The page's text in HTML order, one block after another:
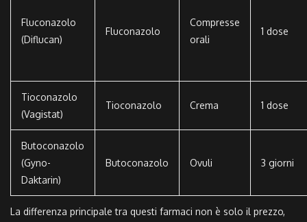
Fluconazolo
(Diflucan)
Fluconazolo
Compresse
orali
1 dose
Tioconazolo
(Vagistat)
Tioconazolo Crema 1 dose
Butoconazolo
(Gyno-
Daktarin)
Butoconazolo Ovuli 3 giorni
La differenza principale tra questi farmaci non è solo il prezzo,